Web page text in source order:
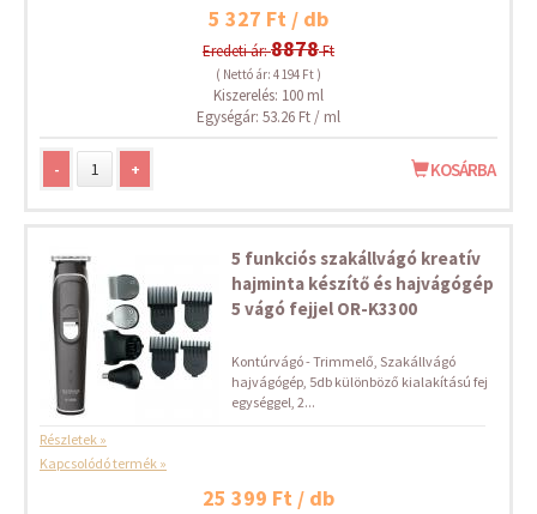
5 327 Ft / db
Eredeti ár:8878Ft
( Nettó ár: 4 194 Ft )
Kiszerelés: 100 ml
Egységár: 53.26 Ft / ml
- + KOSÁRBA
5 funkciós szakállvágó kreatív
hajminta készítő és hajvágógép
5 vágó fejjel OR-K3300
Kontúrvágó - Trimmelő, Szakállvágó
hajvágógép, 5db különböző kialakítású fej
egységgel, 2...
Részletek »
Kapcsolódó termék »
25 399 Ft / db